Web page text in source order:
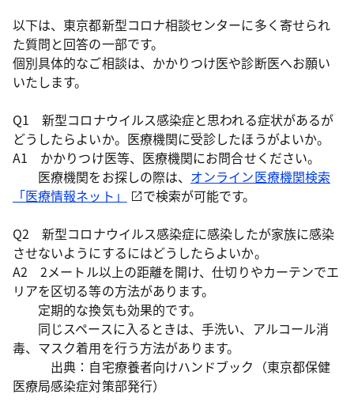
以下は、東京都新型コロナ相談センターに多く寄せられ
た質問と回答の一部です。
個別具体的なご相談は、かかりつけ医や診断医へお願い
いたします。
Q1 新型コロナウイルス感染症と思われる症状があるが
どうしたらよいか。医療機関に受診したほうがよいか。
A1 かかりつけ医等、医療機関にお問合せください。
医療機関をお探しの際は、 オンライン医療機関検索
「医療情報ネット」
で検索が可能です。
Q2 新型コロナウイルス感染症に感染したが家族に感染
させないようにするにはどうしたらよいか。
A2 2メートル以上の距離を開け、仕切りやカーテンでエ
リアを区切る等の方法があります。
定期的な換気も効果的です。
同じスペースに入るときは、手洗い、アルコール消
毒、マスク着用を行う方法があります。
出典：自宅療養者向けハンドブック（東京都保健
医療局感染症対策部発行）